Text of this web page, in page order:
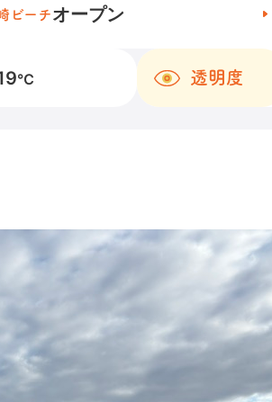
ビーチオープン
℃ 透明度